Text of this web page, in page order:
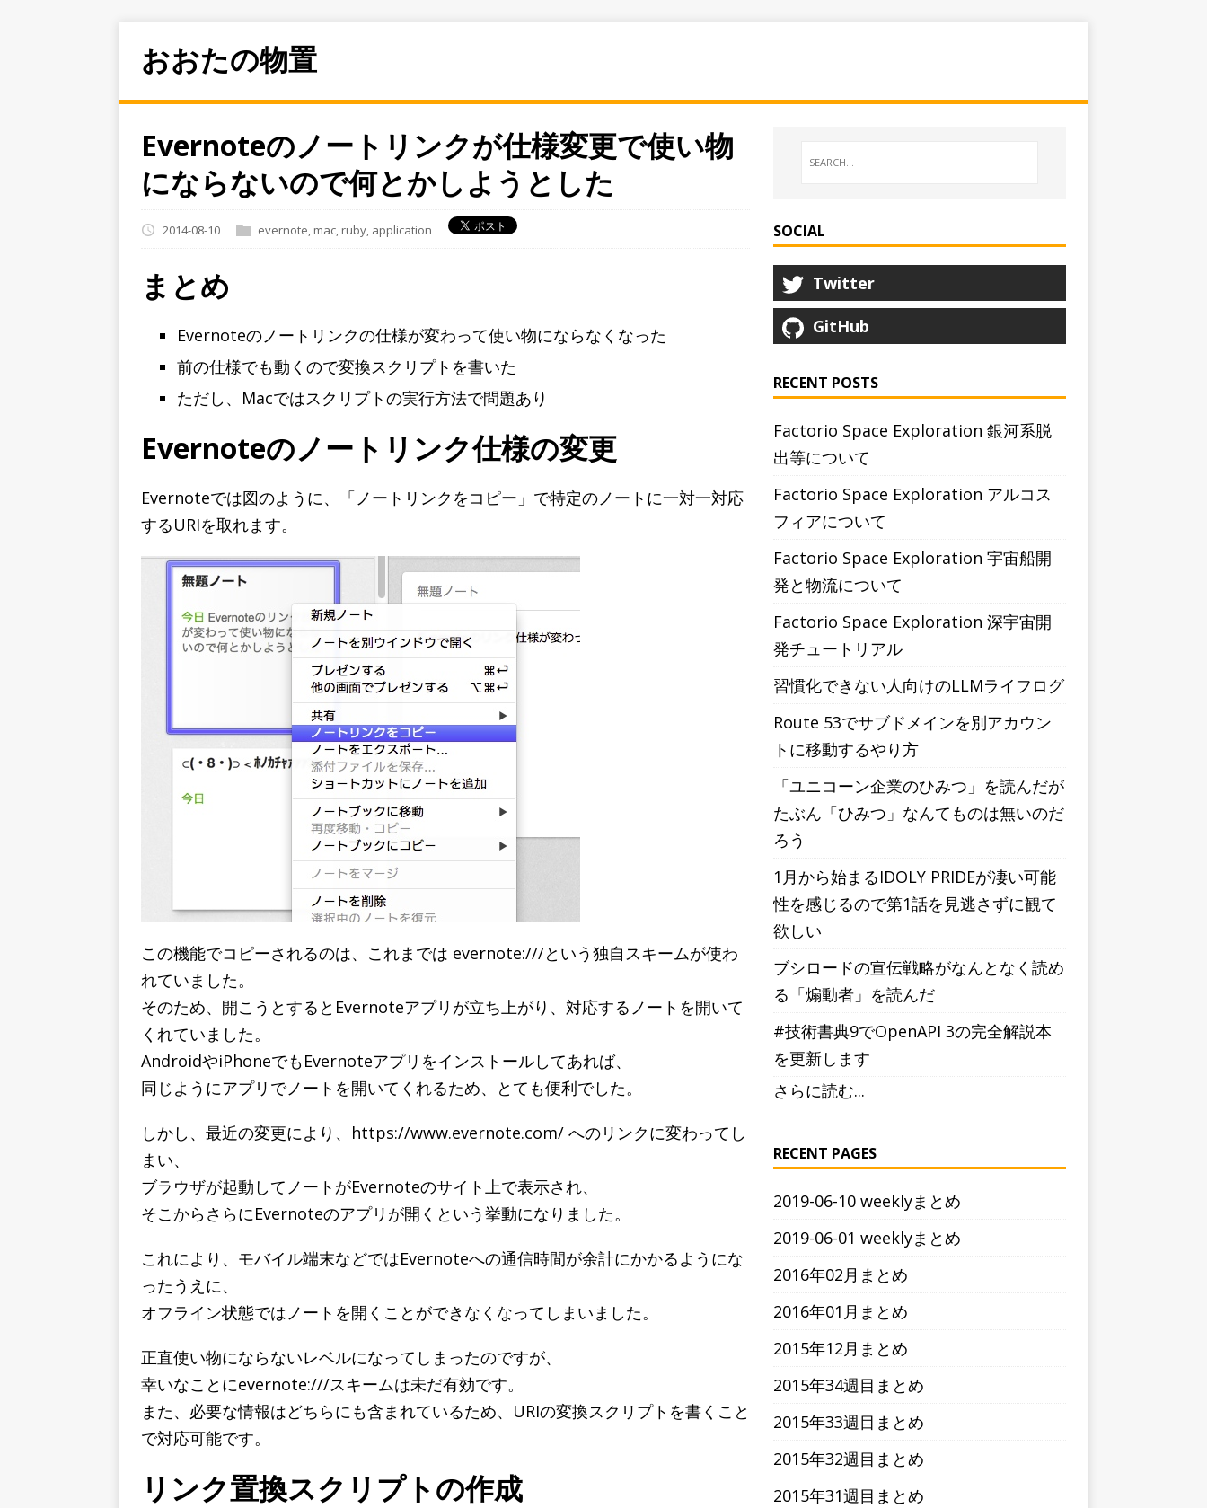
おおたの物置
Evernoteのノートリンクが仕様変更で使い物
にならないので何とかしようとした
2014-08-10 evernote mac ruby application
まとめ
Evernoteのノートリンクの仕様が変わって使い物にならなくなった
前の仕様でも動くので変換スクリプトを書いた
ただし、Macではスクリプトの実行方法で問題あり
Evernoteのノートリンク仕様の変更
Evernoteでは図のように、「ノートリンクをコピー」で特定のノートに一対一対応
するURIを取れます。
この機能でコピーされるのは、これまでは evernote:///という独自スキームが使わ
れていました。
そのため、開こうとするとEvernoteアプリが立ち上がり、対応するノートを開いて
くれていました。
AndroidやiPhoneでもEvernoteアプリをインストールしてあれば、
同じようにアプリでノートを開いてくれるため、とても便利でした。
しかし、最近の変更により、https://www.evernote.com/ へのリンクに変わってし
まい、
ブラウザが起動してノートがEvernoteのサイト上で表示され、
そこからさらにEvernoteのアプリが開くという挙動になりました。
これにより、モバイル端末などではEvernoteへの通信時間が余計にかかるようにな
ったうえに、
オフライン状態ではノートを開くことができなくなってしまいました。
正直使い物にならないレベルになってしまったのですが、
幸いなことにevernote:///スキームは未だ有効です。
また、必要な情報はどちらにも含まれているため、URIの変換スクリプトを書くこと
で対応可能です。
リンク置換スクリプトの作成
SOCIAL
Twitter
GitHub
RECENT POSTS
Factorio Space Exploration 銀河系脱
出等について
Factorio Space Exploration アルコス
フィアについて
Factorio Space Exploration 宇宙船開
発と物流について
Factorio Space Exploration 深宇宙開
発チュートリアル
習慣化できない人向けのLLMライフログ
Route 53でサブドメインを別アカウン
トに移動するやり方
「ユニコーン企業のひみつ」を読んだが
たぶん「ひみつ」なんてものは無いのだ
ろう
1月から始まるIDOLY PRIDEが凄い可能
性を感じるので第1話を見逃さずに観て
欲しい
ブシロードの宣伝戦略がなんとなく読め
る「煽動者」を読んだ
#技術書典9でOpenAPI 3の完全解説本
を更新します
さらに読む...
RECENT PAGES
2019-06-10 weeklyまとめ
2019-06-01 weeklyまとめ
2016年02月まとめ
2016年01月まとめ
2015年12月まとめ
2015年34週目まとめ
2015年33週目まとめ
2015年32週目まとめ
2015年31週目まとめ